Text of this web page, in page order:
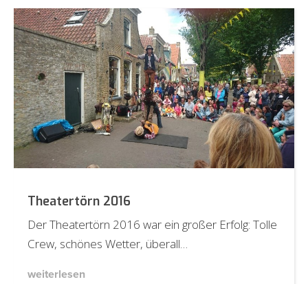
Theatertörn 2016
Der Theatertörn 2016 war ein großer Erfolg: Tolle
Crew, schönes Wetter, überall…
weiterlesen